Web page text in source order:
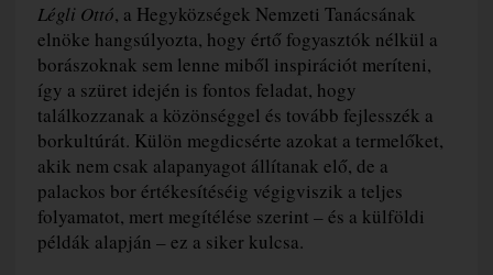
Légli Ottó, a Hegyközségek Nemzeti Tanácsának
elnöke hangsúlyozta, hogy értő fogyasztók nélkül a
borászoknak sem lenne miből inspirációt meríteni,
így a szüret idején is fontos feladat, hogy
találkozzanak a közönséggel és tovább fejlesszék a
borkultúrát. Külön megdicsérte azokat a termelőket,
akik nem csak alapanyagot állítanak elő, de a
palackos bor értékesítéséig végigviszik a teljes
folyamatot, mert megítélése szerint – és a külföldi
példák alapján – ez a siker kulcsa.